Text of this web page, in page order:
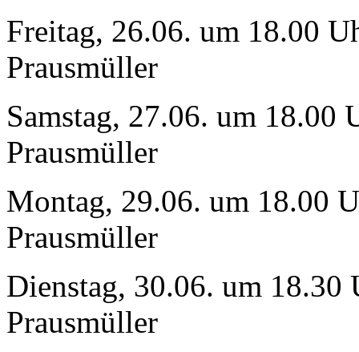
Freitag, 26.06. um 18.00
Prausmüller
Samstag, 27.06. um 18.00
Prausmüller
Montag, 29.06. um 18.00
Prausmüller
Dienstag, 30.06. um
Prausmüller